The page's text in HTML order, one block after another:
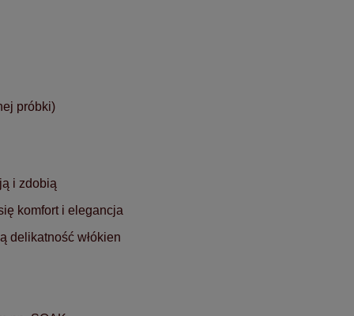
próbki)
i zdobią
komfort i elegancja
delikatność włókien